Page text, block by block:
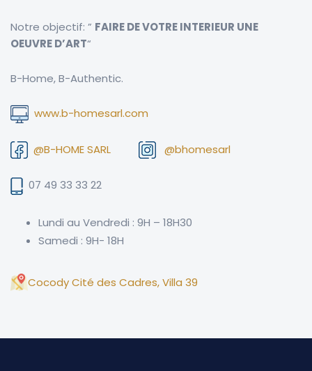
Notre objectif: ” FAIRE DE VOTRE INTERIEUR UNE
OEUVRE D’ART“
B-Home, B-Authentic.
www.b-homesarl.com
@B-HOME SARL @bhomesarl
07 49 33 33 22
Lundi au Vendredi : 9H – 18H30
Samedi : 9H- 18H
Cocody Cité des Cadres, Villa 39